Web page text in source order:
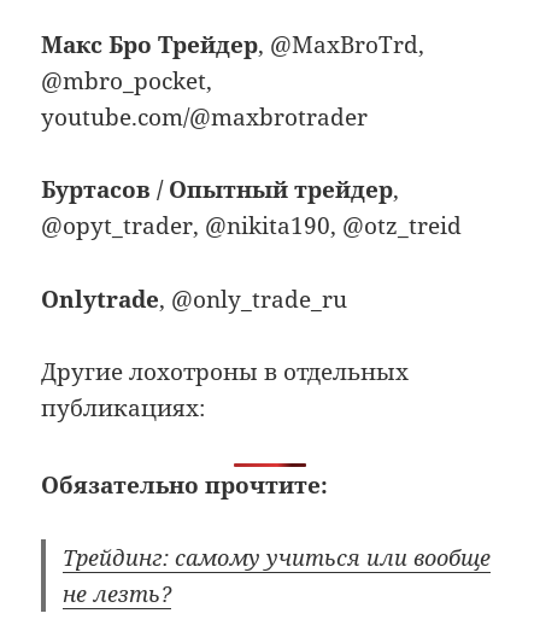
Макс Бро Трейдер, @MaxBroTrd,
@mbro_pocket,
youtube.com/@maxbrotrader
Буртасов / Опытный трейдер,
@opyt_trader, @nikita190, @otz_treid
Onlytrade, @only_trade_ru
Другие лохотроны в отдельных
публикациях:
Обязательно прочтите:
Трейдинг: самому учиться или вообще
не лезть?